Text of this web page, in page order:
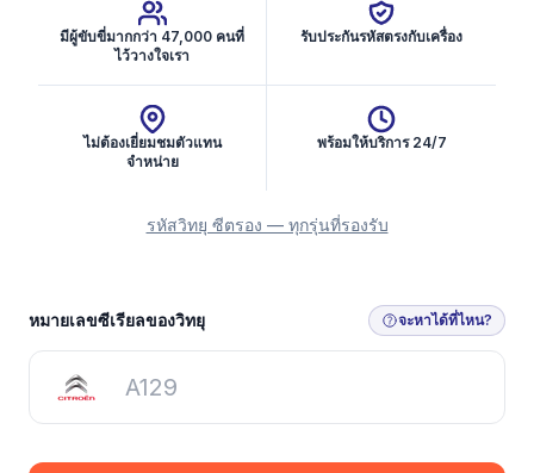
มีผู้ขับขี่มากกว่า 47,000 คนที่
ไว้วางใจเรา
รับประกันรหัสตรงกับเครื่อง
ไม่ต้องเยี่ยมชมตัวแทน
จำหน่าย
พร้อมให้บริการ 24/7
รหัสวิทยุ ซีตรอง — ทุกรุ่นที่รองรับ
รับรหัสวิทยุ
หมายเลขซีเรียลของวิทยุ จะหาได้ที่ไหน?